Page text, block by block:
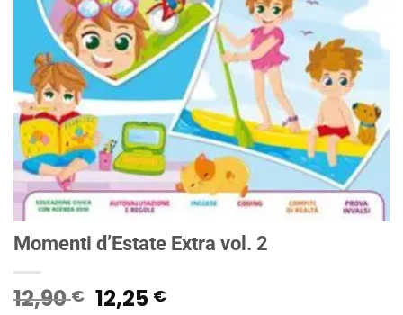
Momenti d’Estate Extra vol. 2
12,90€ Il
12,25 €Il